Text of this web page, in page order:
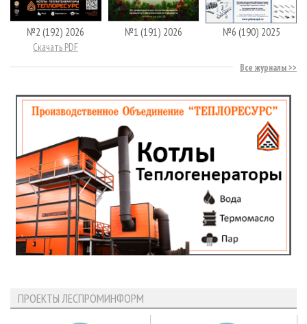
№2 (192) 2026
Скачать PDF
№1 (191) 2026 №6 (190) 2025
Все журналы
ПРОЕКТЫ ЛЕСПРОМИНФОРМ